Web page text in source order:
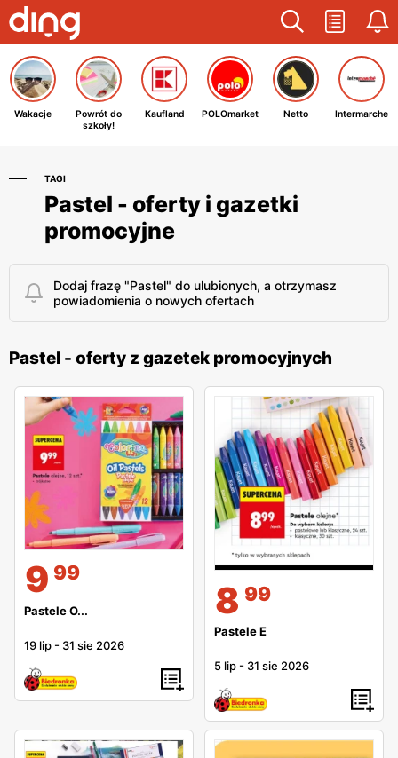
Wakacje
Powrót do
szkoły!
Kaufland POLOmarket Netto Intermarche
TAGI
Pastel - oferty i gazetki
promocyjne
Dodaj frazę "Pastel" do ulubionych, a otrzymasz
powiadomienia o nowych ofertach
Pastel - oferty z gazetek promocyjnych
9 99
Pastele O...
19 lip - 31 sie 2026
8 99
Pastele E
5 lip - 31 sie 2026